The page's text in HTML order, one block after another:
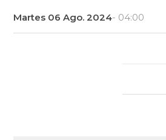
Martes 06 Ago. 2024- 04:00